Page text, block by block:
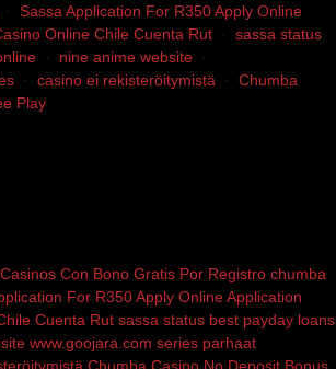
· Sassa Application For R350 Apply Online
Online Chile Cuenta Rut · sassa status
· nine anime website ·
· casino ei rekisteröitymistä · Chumba
Play
Casinos Con Bono Gratis Por Registro chumba
For R350 Apply Online Application
Cuenta Rut sassa status best payday loans
www.goojara.com series parhaat
Chumba Casino No Deposit Bonus